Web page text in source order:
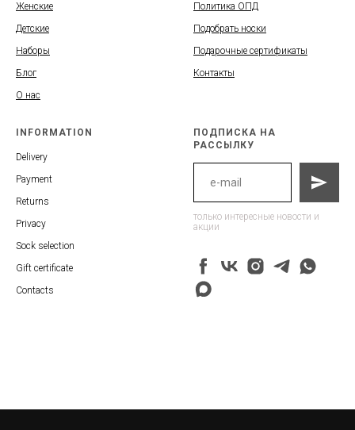
Женские
Детские
Наборы
Блог
О нас
Политика ОПД
Подобрать носки
Подарочные сертификаты
Контакты
INFORMATION
Delivery
Payment
Returns
Privacy
Sock selection
Gift certificate
Contacts
ПОДПИСКА НА
РАССЫЛКУ
только интересные новости и
акции